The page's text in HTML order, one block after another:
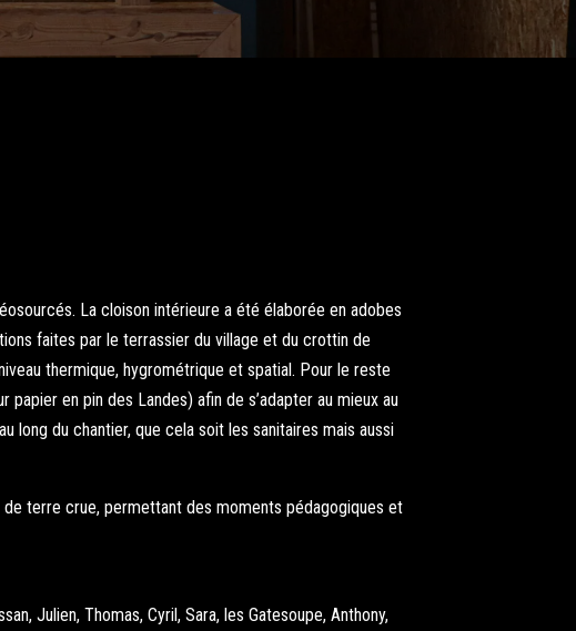
La cloison intérieure a été élaborée en adobes
faites par le terrassier du village et du crottin de
thermique, hygrométrique et spatial. Pour le reste
en pin des Landes) afin de s’adapter au mieux au
long du chantier, que cela soit les sanitaires mais aussi
terre crue, permettant des moments pédagogiques et
Julien, Thomas, Cyril, Sara, les Gatesoupe, Anthony,